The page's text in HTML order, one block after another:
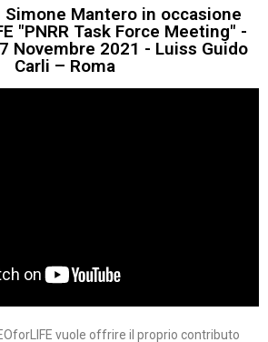
Mantero in occasione
"PNRR Task Force Meeting" -
Novembre 2021 - Luiss Guido
Carli – Roma
vuole offrire il proprio contributo